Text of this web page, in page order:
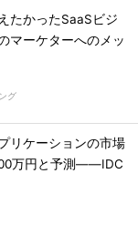
たかったSaaSビジ
マーケターへのメッ
グ
リケーションの市場
万円と予測――IDC